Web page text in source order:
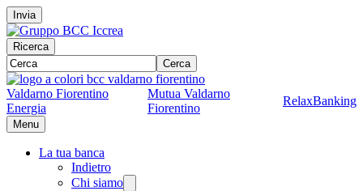
Invia
Ricerca
Cerca
Valdarno Fiorentino
Energia
Mutua Valdarno
Fiorentino
RelaxBanking
Menu
La tua banca
Indietro
Chi siamo